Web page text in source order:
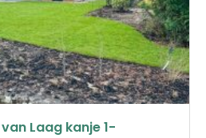
Laag kanje 1-